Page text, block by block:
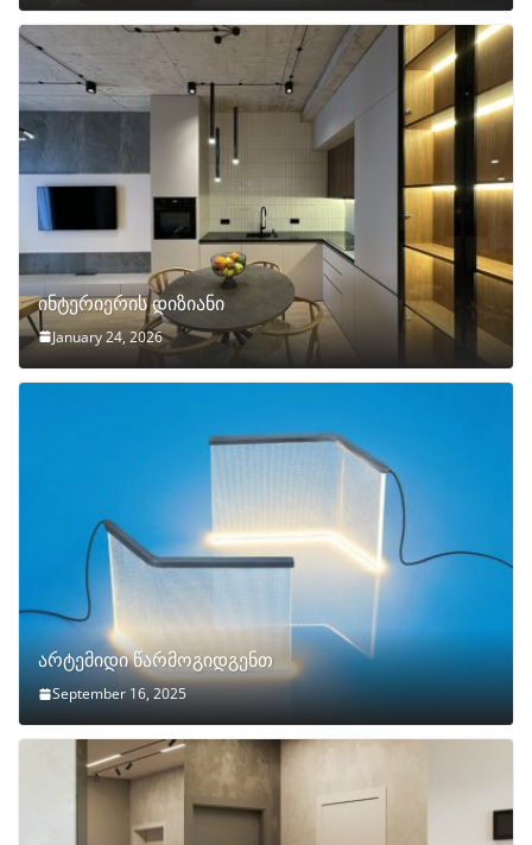
ინტერიერის დიზიანი
January 24, 2026
არტემიდი წარმოგიდგენთ
September 16, 2025